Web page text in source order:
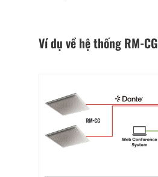
Ví dụ về hệ thống RM-CG